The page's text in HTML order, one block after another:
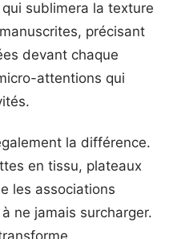
sublimera la texture
précisant
devant chaque
attentions qui
la différence.
en tissu, plateaux
les associations
ne jamais surcharger.